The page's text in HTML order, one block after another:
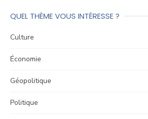
QUEL THÈME VOUS INTÉRESSE ?
Culture
Économie
Géopolitique
Politique